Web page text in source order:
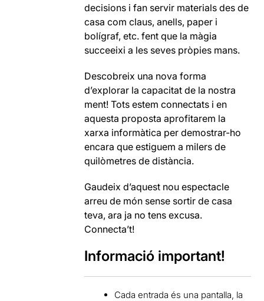
decisions i fan servir materials des de
casa com claus, anells, paper i
bolígraf, etc. fent que la màgia
succeeixi a les seves pròpies mans.
Descobreix una nova forma
d’explorar la capacitat de la nostra
ment! Tots estem connectats i en
aquesta proposta aprofitarem la
xarxa informàtica per demostrar-ho
encara que estiguem a milers de
quilòmetres de distància.
Gaudeix d’aquest nou espectacle
arreu de món sense sortir de casa
teva, ara ja no tens excusa.
Connecta’t!
Informació important!
Cada entrada és una pantalla, la